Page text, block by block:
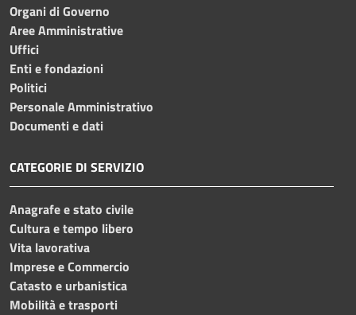
Organi di Governo
Aree Amministrative
Uffici
Enti e fondazioni
Politici
Personale Amministrativo
Documenti e dati
CATEGORIE DI SERVIZIO
Anagrafe e stato civile
Cultura e tempo libero
Vita lavorativa
Imprese e Commercio
Catasto e urbanistica
Mobilità e trasporti